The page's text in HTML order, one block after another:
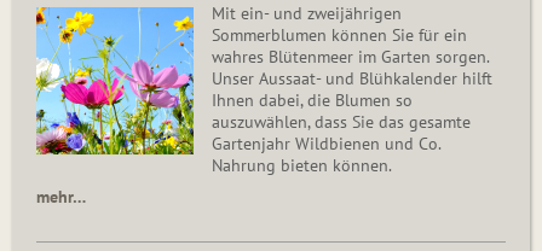
Mit ein- und zweijährigen
Sommerblumen können Sie für ein
wahres Blütenmeer im Garten sorgen.
Unser Aussaat- und Blühkalender hilft
Ihnen dabei, die Blumen so
auszuwählen, dass Sie das gesamte
Gartenjahr Wildbienen und Co.
Nahrung bieten können.
mehr…